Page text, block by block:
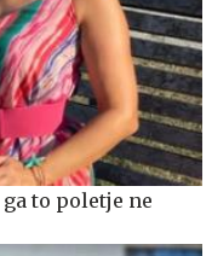
to poletje ne